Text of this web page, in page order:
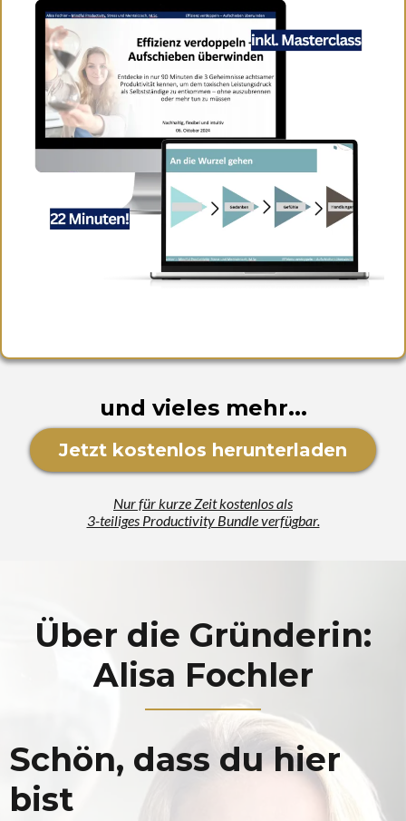
und vieles mehr...
Jetzt kostenlos herunterladen
Nur für kurze Zeit kostenlos als
3-teiliges Productivity Bundle verfügbar.
Über die Gründerin:
Alisa Fochler
Schön, dass du hier
bist